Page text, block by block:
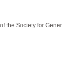
the Society for